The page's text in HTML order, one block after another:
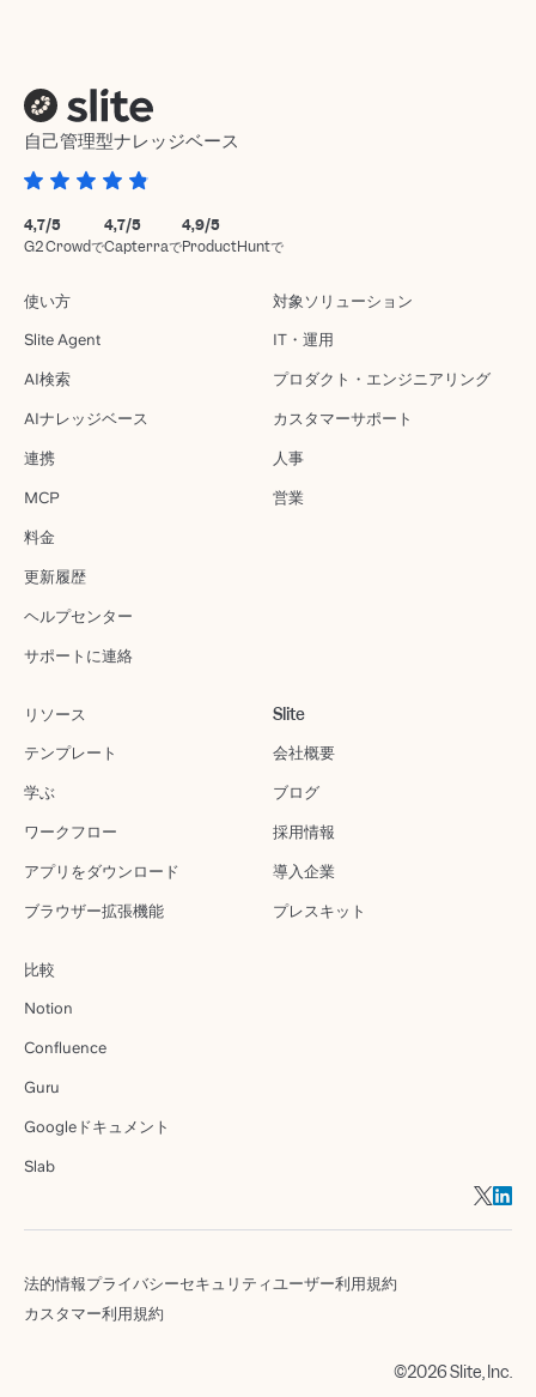
自己管理型ナレッジベース
4,7/5
G2 Crowdで
4,7/5
Capterraで
4,9/5
ProductHuntで
使い方
Slite Agent
AI検索
AIナレッジベース
連携
MCP
料金
更新履歴
ヘルプセンター
サポートに連絡
対象ソリューション
IT・運用
プロダクト・エンジニアリング
カスタマーサポート
人事
営業
リソース
テンプレート
学ぶ
ワークフロー
アプリをダウンロード
ブラウザー拡張機能
Slite
会社概要
ブログ
採用情報
導入企業
プレスキット
比較
Notion
Confluence
Guru
Googleドキュメント
Slab
法的情報プライバシーセキュリティユーザー利用規約
カスタマー利用規約
©2026 Slite, Inc.